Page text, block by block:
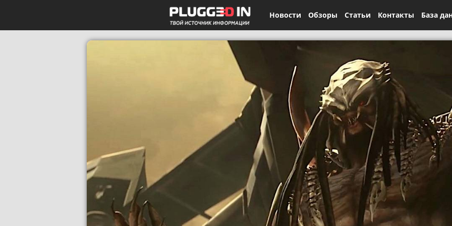
Новости Обзоры Статьи Контакты База